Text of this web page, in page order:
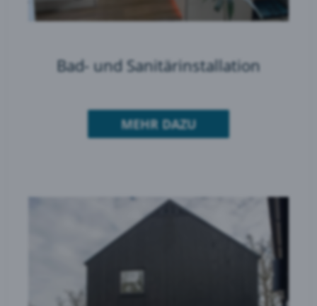
Bad- und Sanitärinstallation
MEHR DAZU